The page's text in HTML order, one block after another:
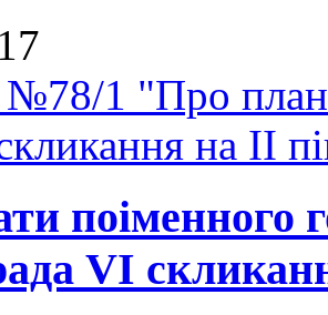
1 "Про план
на II
VI